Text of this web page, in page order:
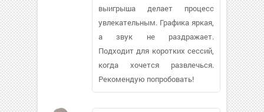
выигрыша делает процесс
увлекательным. Графика яркая,
а звук не раздражает.
Подходит для коротких сессий,
когда хочется развлечься.
Рекомендую попробовать!